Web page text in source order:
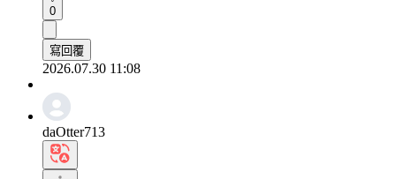
0
寫回覆
2026.07.30 11:08
daOtter713